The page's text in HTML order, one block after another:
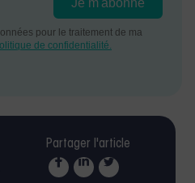
Partager l'article